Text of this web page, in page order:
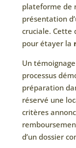
plateforme de
présentation
cruciale. Cette
pour étayer la
Un
processus
préparation
réservé une
critères
d’un dossier